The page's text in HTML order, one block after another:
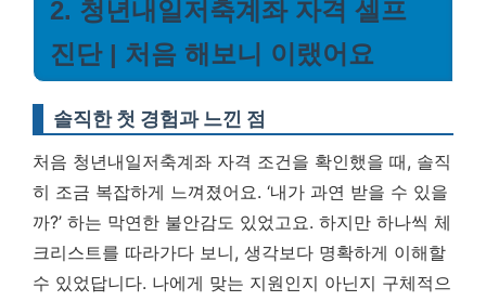
2. 청년내일저축계좌 자격 셀프
진단 | 처음 해보니 이랬어요
솔직한 첫 경험과 느낀 점
처음 청년내일저축계좌 자격 조건을 확인했을 때, 솔직
히 조금 복잡하게 느껴졌어요. ‘내가 과연 받을 수 있을
까?’ 하는 막연한 불안감도 있었고요. 하지만 하나씩 체
크리스트를 따라가다 보니, 생각보다 명확하게 이해할
수 있었답니다. 나에게 맞는 지원인지 아닌지 구체적으